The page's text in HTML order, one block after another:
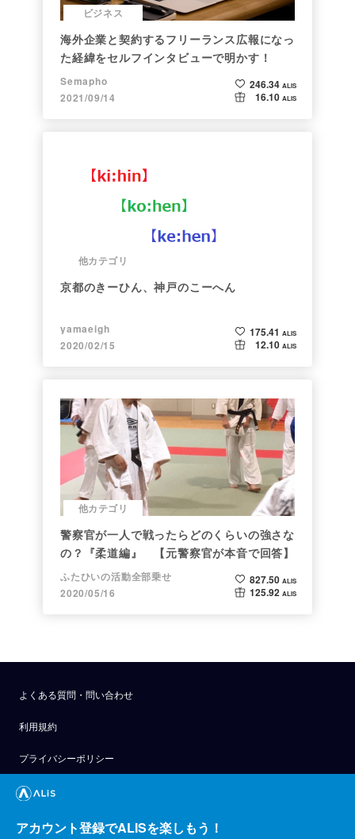
ビジネス
海外企業と契約するフリーランス広報になっ
た経緯をセルフインタビューで明かす！
Semapho
2021/09/14
246.34 ALIS
16.10 ALIS
他カテゴリ
京都のきーひん、神戸のこーへん
yamaeigh
2020/02/15
175.41 ALIS
12.10 ALIS
他カテゴリ
警察官が一人で戦ったらどのくらいの強さな
の？『柔道編』 【元警察官が本音で回答】
ふたひいの活動全部乗せ
2020/05/16
827.50 ALIS
125.92 ALIS
よくある質問・問い合わせ
利用規約
プライバシーポリシー
公式アナウンス
技術ブログ
アカウント登録でALISを楽しもう！